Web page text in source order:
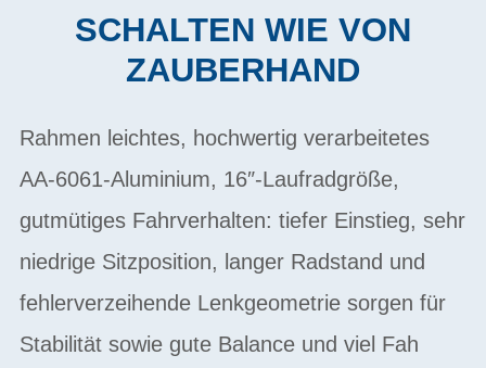
SCHALTEN WIE VON
ZAUBERHAND
Rahmen leichtes, hochwertig verarbeitetes
AA-6061-Aluminium, 16″-Laufradgröße,
gutmütiges Fahrverhalten: tiefer Einstieg, sehr
niedrige Sitzposition, langer Radstand und
fehlerverzeihende Lenkgeometrie sorgen für
Stabilität sowie gute Balance und viel Fah